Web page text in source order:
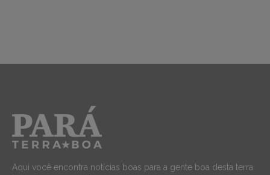
Aqui você encontra notícias boas para a gente boa desta terra